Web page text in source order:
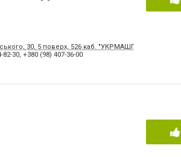
30, 5 поверх, 526 каб. "УКРМАШПРОМПРОЕКТ"
82-30, +380 (98) 407-36-00